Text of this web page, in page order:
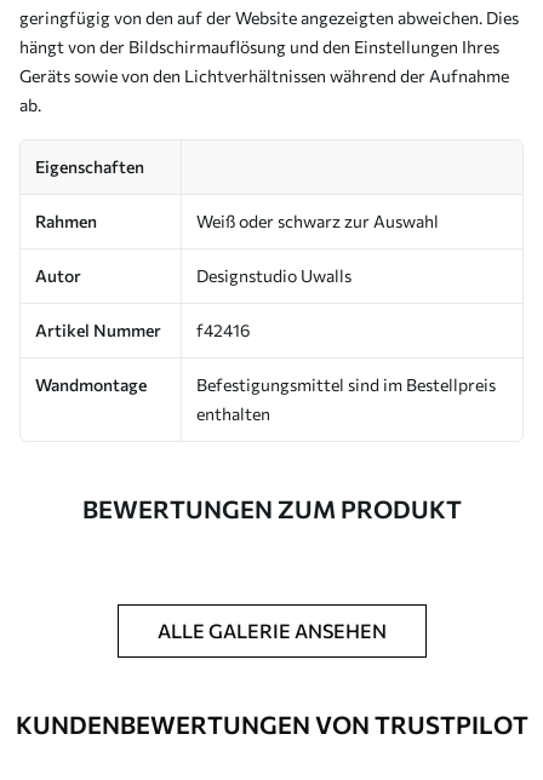
geringfügig von den auf der Website angezeigten abweichen. Dies
hängt von der Bildschirmauflösung und den Einstellungen Ihres
Geräts sowie von den Lichtverhältnissen während der Aufnahme
ab.
Eigenschaften
Rahmen Weiß oder schwarz zur Auswahl
Autor Designstudio Uwalls
Artikel Nummer f42416
Wandmontage
Befestigungsmittel sind im Bestellpreis
enthalten
BEWERTUNGEN ZUM PRODUKT
ALLE GALERIE ANSEHEN
KUNDENBEWERTUNGEN VON TRUSTPILOT